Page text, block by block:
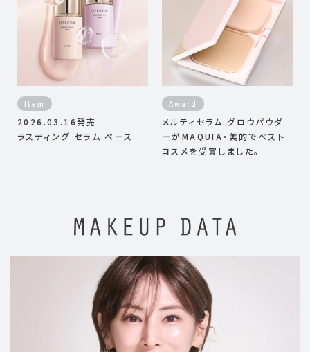
Item
2026.03.16発売
ラスティング セラム ベース
Award
メルティセラム グロウパウダ
ーがMAQUIA・美的でベスト
コスメを受賞しました。